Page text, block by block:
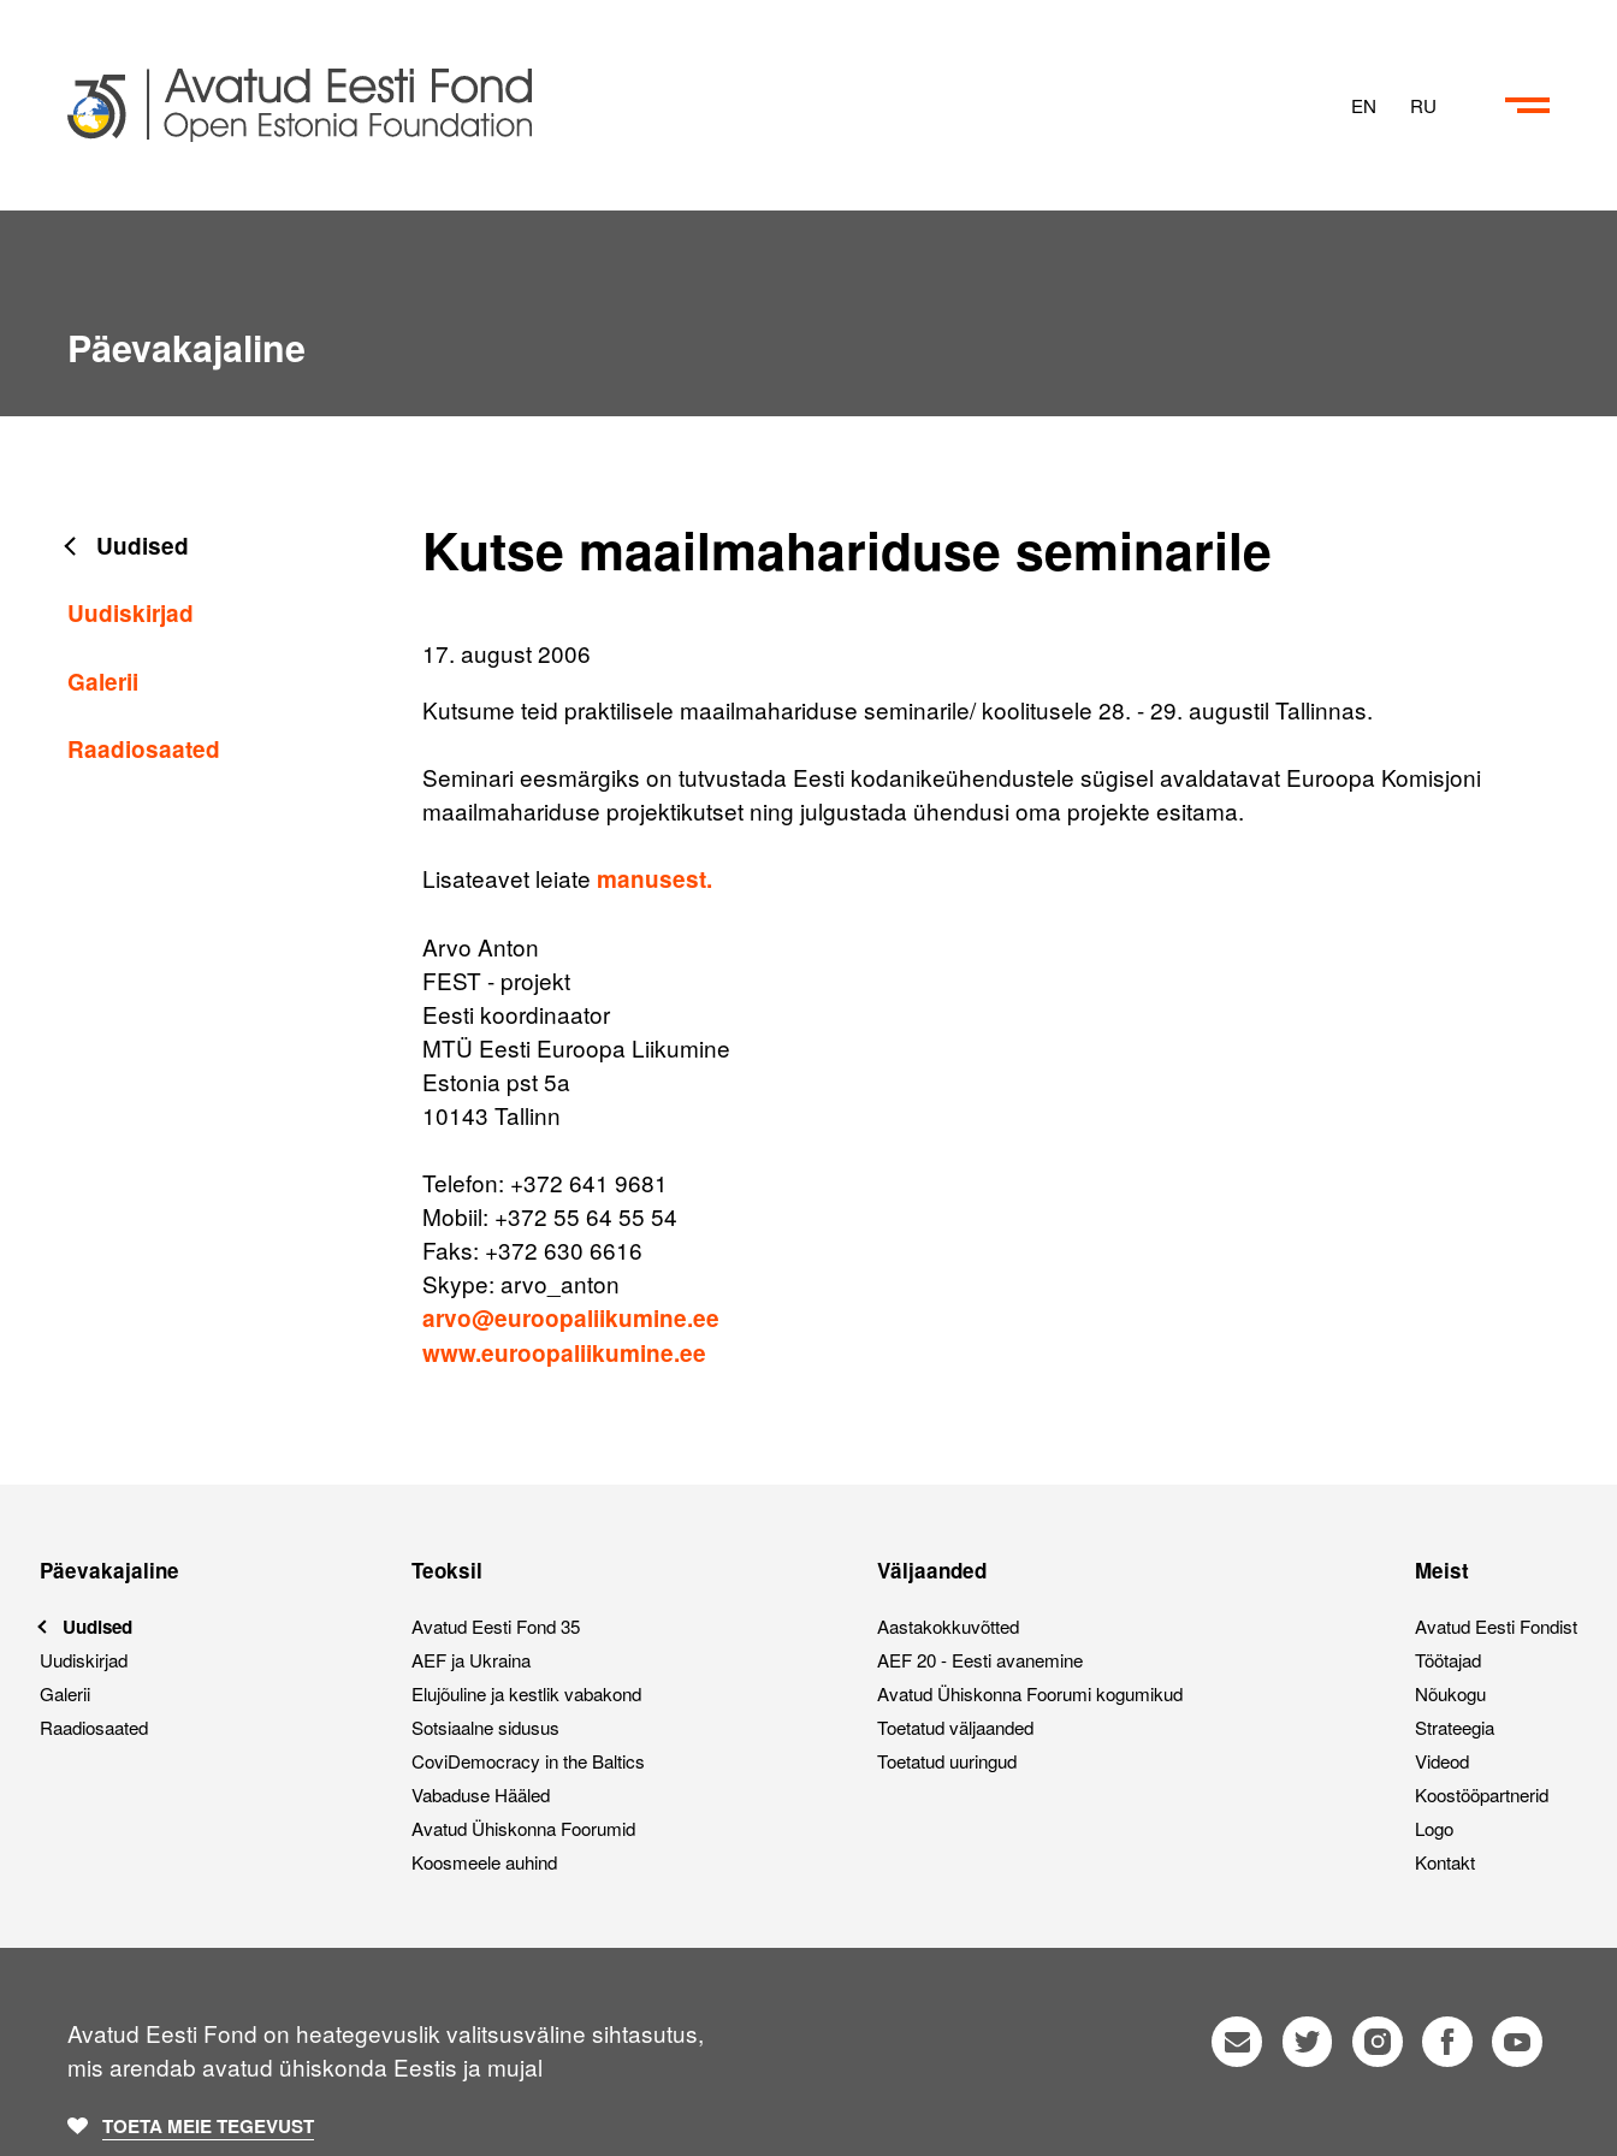
EN RU
Päevakajaline
Uudised
Uudiskirjad
Galerii
Raadiosaated
Kutse maailmahariduse seminarile
17. august 2006
Kutsume teid praktilisele maailmahariduse seminarile/ koolitusele 28. - 29. augustil Tallinnas.
Seminari eesmärgiks on tutvustada Eesti kodanikeühendustele sügisel avaldatavat Euroopa Komisjoni
maailmahariduse projektikutset ning julgustada ühendusi oma projekte esitama.
Lisateavet leiate manusest.
Arvo Anton
FEST - projekt
Eesti koordinaator
MTÜ Eesti Euroopa Liikumine
Estonia pst 5a
10143 Tallinn
Telefon: +372 641 9681
Mobiil: +372 55 64 55 54
Faks: +372 630 6616
Skype: arvo_anton
arvo@euroopaliikumine.ee
www.euroopaliikumine.ee
Päevakajaline
Uudised
Uudiskirjad
Galerii
Raadiosaated
Teoksil
Avatud Eesti Fond 35
AEF ja Ukraina
Elujõuline ja kestlik vabakond
Sotsiaalne sidusus
CoviDemocracy in the Baltics
Vabaduse Hääled
Avatud Ühiskonna Foorumid
Koosmeele auhind
Väljaanded
Aastakokkuvõtted
AEF 20 - Eesti avanemine
Avatud Ühiskonna Foorumi kogumikud
Toetatud väljaanded
Toetatud uuringud
Meist
Avatud Eesti Fondist
Töötajad
Nõukogu
Strateegia
Videod
Koostööpartnerid
Logo
Kontakt
Avatud Eesti Fond on heategevuslik valitsusväline sihtasutus,
mis arendab avatud ühiskonda Eestis ja mujal
TOETA MEIE TEGEVUST